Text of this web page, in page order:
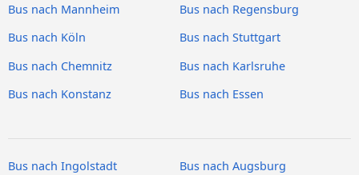
Bus nach Mannheim
Bus nach Regensburg
Bus nach Köln
Bus nach Stuttgart
Bus nach Chemnitz
Bus nach Karlsruhe
Bus nach Konstanz
Bus nach Essen
Bus nach Ingolstadt
Bus nach Augsburg